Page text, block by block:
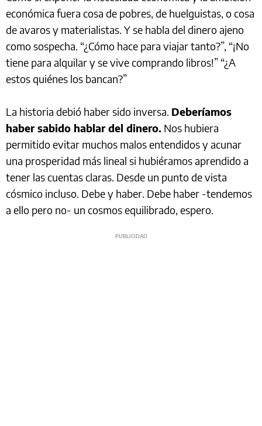
económica fuera cosa de pobres, de huelguistas, o cosa
de avaros y materialistas. Y se habla del dinero ajeno
como sospecha. “¿Cómo hace para viajar tanto?”, “¡No
tiene para alquilar y se vive comprando libros!” “¿A
estos quiénes los bancan?”
La historia debió haber sido inversa. Deberíamos
haber sabido hablar del dinero. Nos hubiera
permitido evitar muchos malos entendidos y acunar
una prosperidad más lineal si hubiéramos aprendido a
tener las cuentas claras. Desde un punto de vista
cósmico incluso. Debe y haber. Debe haber -tendemos
a ello pero no- un cosmos equilibrado, espero.